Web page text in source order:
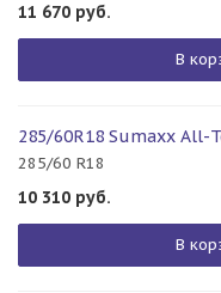
11 670 руб.
В
285/60R18 Sumaxx All-
285/60 R18
10 310 руб.
В